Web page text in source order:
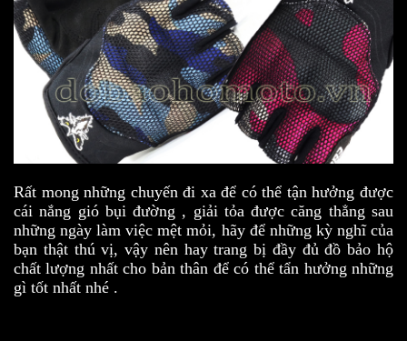
Rất mong những chuyến đi xa để có thể tận hưởng được
cái nắng gió bụi đường , giải tỏa được căng thẳng sau
những ngày làm việc mệt mỏi, hãy để những kỳ nghĩ của
bạn thật thú vị, vậy nên hay trang bị đầy đủ đồ bảo hộ
chất lượng nhất cho bản thân để có thể tẩn hưởng những
gì tốt nhất nhé .